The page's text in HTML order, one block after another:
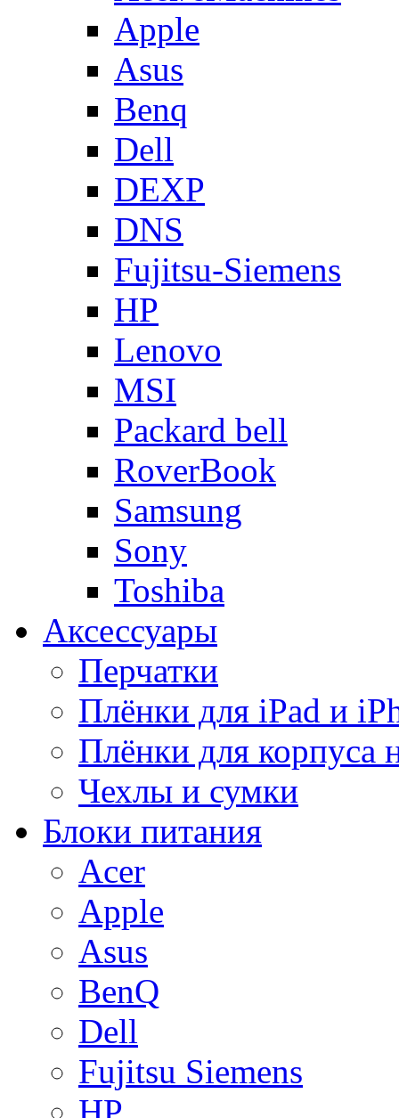
Apple
Asus
Benq
Dell
DEXP
DNS
Fujitsu-Siemens
HP
Lenovo
MSI
Packard bell
RoverBook
Samsung
Sony
Toshiba
Аксессуары
Перчатки
Плёнки для iPad и
Плёнки для корпуса
Чехлы и сумки
Блоки питания
Acer
Apple
Asus
BenQ
Dell
Fujitsu Siemens